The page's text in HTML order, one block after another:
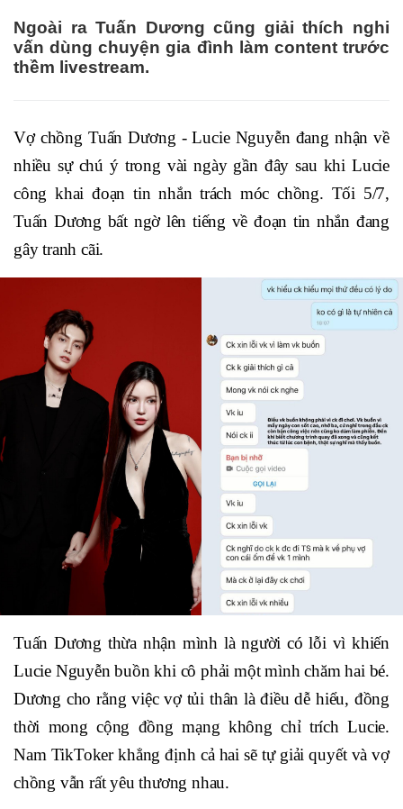
Ngoài ra Tuấn Dương cũng giải thích nghi
vấn dùng chuyện gia đình làm content trước
thềm livestream.
Vợ chồng Tuấn Dương - Lucie Nguyễn đang nhận về
nhiều sự chú ý trong vài ngày gần đây sau khi Lucie
công khai đoạn tin nhắn trách móc chồng. Tối 5/7,
Tuấn Dương bất ngờ lên tiếng về đoạn tin nhắn đang
gây tranh cãi.
Tuấn Dương thừa nhận mình là người có lỗi vì khiến
Lucie Nguyễn buồn khi cô phải một mình chăm hai bé.
Dương cho rằng việc vợ tủi thân là điều dễ hiểu, đồng
thời mong cộng đồng mạng không chỉ trích Lucie.
Nam TikToker khẳng định cả hai sẽ tự giải quyết và vợ
chồng vẫn rất yêu thương nhau.